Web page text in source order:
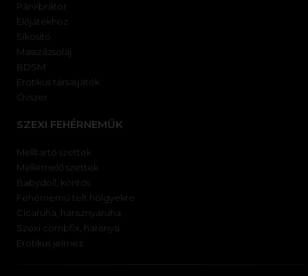
Párvibrátor
Előjátékhoz
Síkosító
Masszázsolaj
BDSM
Erotikus társasjáték
Óvszer
SZEXI FEHÉRNEMŰK
Melltartó szettek
Mellemelő szettek
Babydoll, köntös
Fehérnemű telt hölgyekre
Cicaruha, harisznyaruha
Szexi combfix, harisnya
Erotikus jelmez